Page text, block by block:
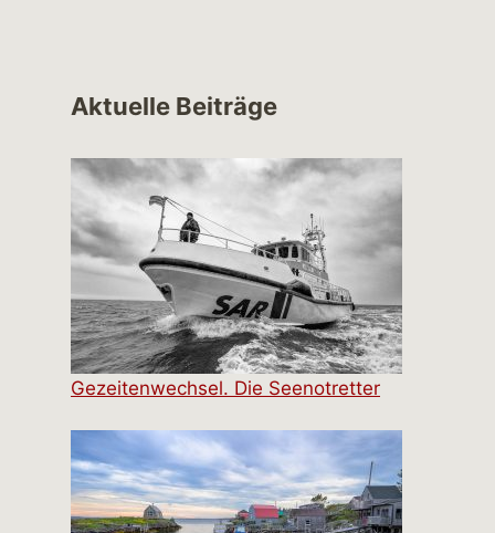
Aktuelle Beiträge
Gezeitenwechsel. Die Seenotretter